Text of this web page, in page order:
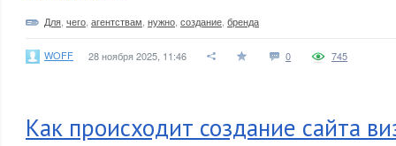
Для чего агентствам нужно создание бренда
WOFF 28 ноября 2025, 11:46 0 745
Как происходит создание сайта